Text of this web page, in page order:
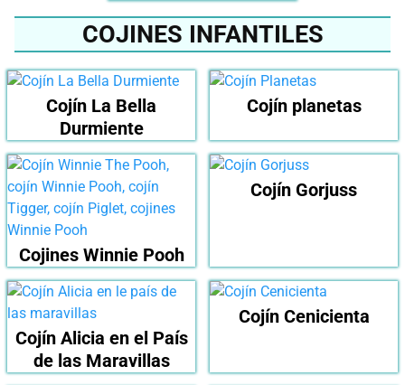
COJINES INFANTILES
Cojín La Bella
Durmiente
Cojín planetas
Cojines Winnie Pooh
Cojín Gorjuss
Cojín Alicia en el País
de las Maravillas
Cojín Cenicienta